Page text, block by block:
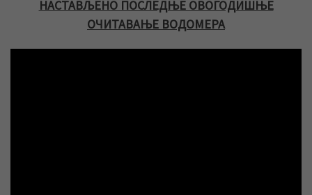
НАСТАВЉЕНО ПОСЛЕДЊЕ ОВОГОДИШЊЕ
ОЧИТАВАЊЕ ВОДОМЕРА